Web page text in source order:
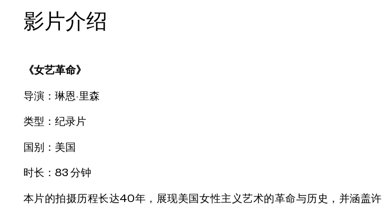
影片介绍
《女艺革命》
导演：琳恩·里森
类型：纪录片
国别：美国
时长：83 分钟
本片的拍摄历程长达40年，展现美国女性主义艺术的革命与历史，并涵盖许